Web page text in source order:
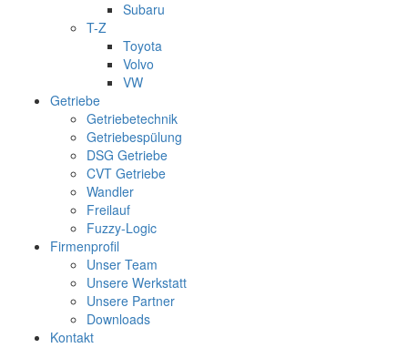
Subaru
T-Z
Toyota
Volvo
VW
Getriebe
Getriebetechnik
Getriebespülung
DSG Getriebe
CVT Getriebe
Wandler
Freilauf
Fuzzy-Logic
Firmenprofil
Unser Team
Unsere Werkstatt
Unsere Partner
Downloads
Kontakt